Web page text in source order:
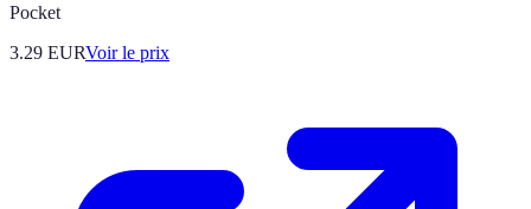
Pocket
3.29 EURVoir le prix